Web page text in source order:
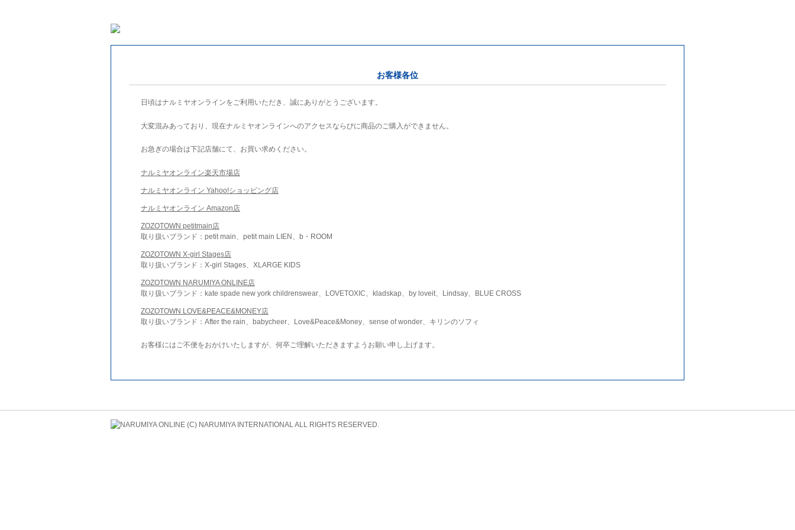
お客様各位
日頃はナルミヤオンラインをご利用いただき、誠にありがとうございます。
大変混みあっており、現在ナルミヤオンラインへのアクセスならびに商品のご購入ができません。
お急ぎの場合は下記店舗にて、お買い求めください。
ナルミヤオンライン楽天市場店
ナルミヤオンライン Yahoo!ショッピング店
ナルミヤオンライン Amazon店
ZOZOTOWN petitmain店
取り扱いブランド：petit main、petit main LIEN、b・ROOM
ZOZOTOWN X-girl Stages店
取り扱いブランド：X-girl Stages、XLARGE KIDS
ZOZOTOWN NARUMIYA ONLINE店
取り扱いブランド：kate spade new york childrenswear、LOVETOXIC、kladskap、by loveit、Lindsay、BLUE CROSS
ZOZOTOWN LOVE&PEACE&MONEY店
取り扱いブランド：After the rain、babycheer、Love&Peace&Money、sense of wonder、キリンのソフィ
お客様にはご不便をおかけいたしますが、何卒ご理解いただきますようお願い申し上げます。